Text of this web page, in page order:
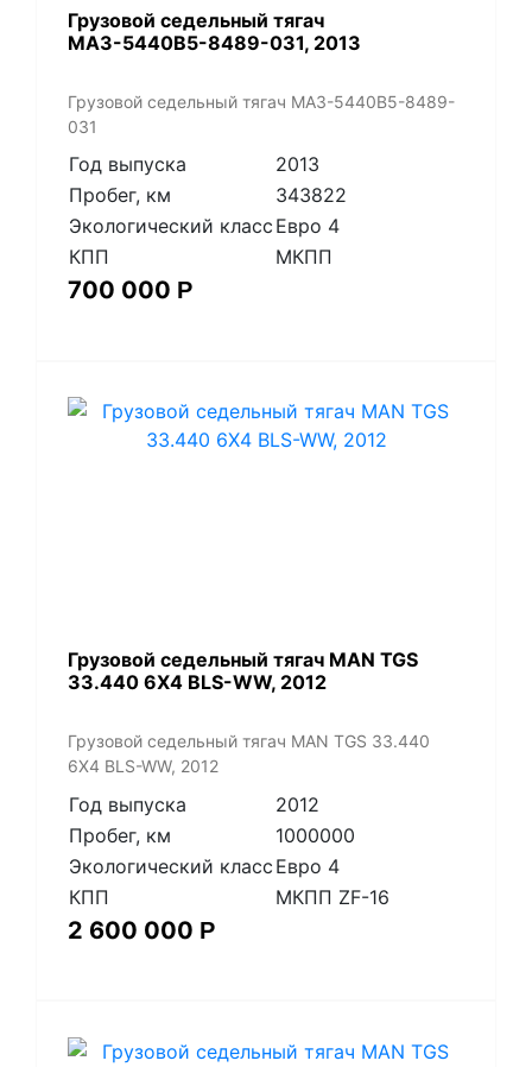
​Грузовой седельный тягач
МАЗ-5440В5-8489-031, 2013
​Грузовой седельный тягач МАЗ-5440В5-8489-
031
Год выпуска
2013
Пробег, км
343822
Экологический класс Евро 4
КПП
МКПП
700 000 Р
​Грузовой седельный тягач MAN TGS
33.440 6X4 BLS-WW, 2012
​Грузовой седельный тягач MAN TGS 33.440
6X4 BLS-WW, 2012
Год выпуска
2012
Пробег, км
1000000
Экологический класс Евро 4
КПП
МКПП ZF-16
2 600 000 Р